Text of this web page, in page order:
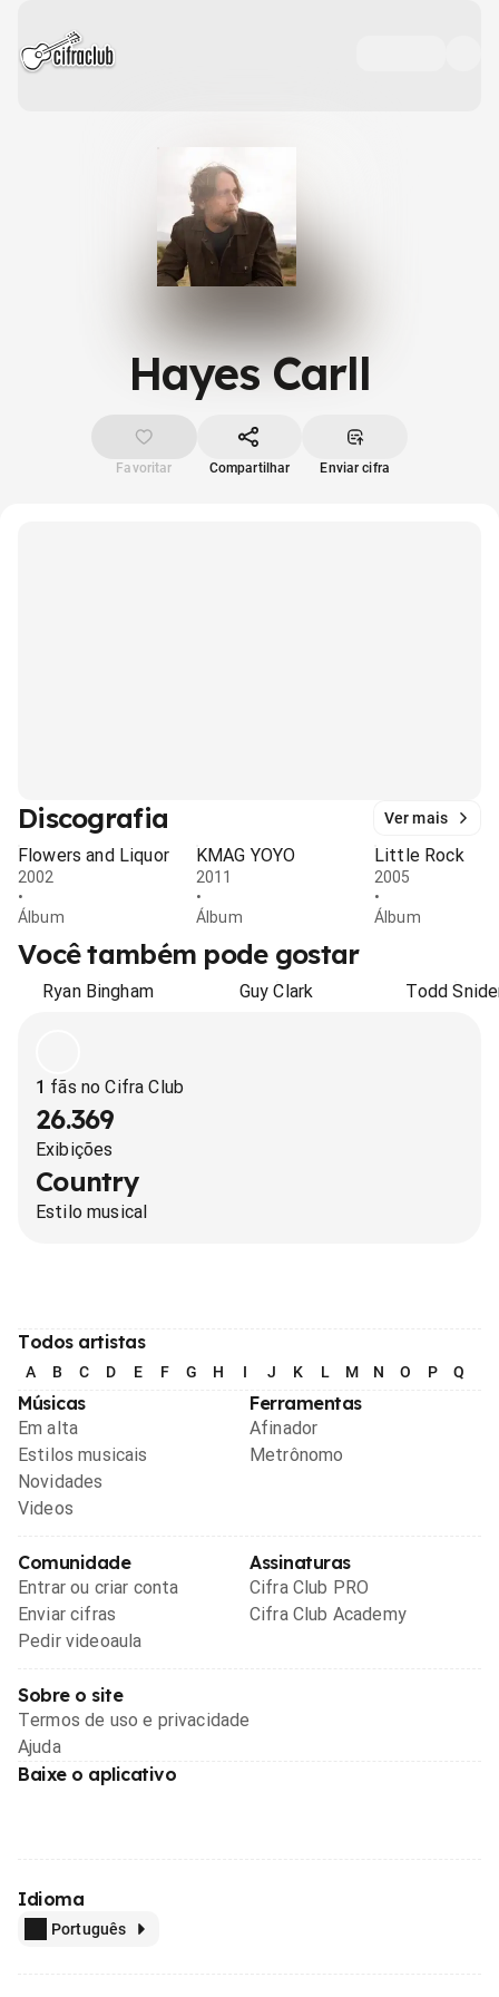
Hayes Carll
Favoritar Compartilhar Enviar cifra
Discografia Ver mais
Flowers and Liquor
2002
•
Álbum
KMAG YOYO
2011
•
Álbum
Little Rock
2005
•
Álbum
Você também pode gostar
Ryan Bingham Guy Clark Todd
1 fãs no Cifra Club
26.369
Exibições
Country
Estilo musical
Todos artistas
A B C D E F G H I J K L M N O P Q
Músicas
Em alta
Estilos musicais
Novidades
Videos
Ferramentas
Afinador
Metrônomo
Comunidade
Entrar ou criar conta
Enviar cifras
Pedir videoaula
Assinaturas
Cifra Club PRO
Cifra Club Academy
Sobre o site
Termos de uso e privacidade
Ajuda
Baixe o aplicativo
Idioma
Português